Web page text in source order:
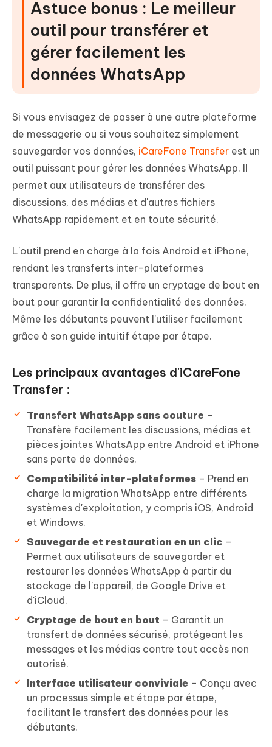
Astuce bonus : Le meilleur
outil pour transférer et
gérer facilement les
données WhatsApp
Si vous envisagez de passer à une autre plateforme
de messagerie ou si vous souhaitez simplement
sauvegarder vos données, iCareFone Transfer est un
outil puissant pour gérer les données WhatsApp. Il
permet aux utilisateurs de transférer des
discussions, des médias et d'autres fichiers
WhatsApp rapidement et en toute sécurité.
L'outil prend en charge à la fois Android et iPhone,
rendant les transferts inter-plateformes
transparents. De plus, il offre un cryptage de bout en
bout pour garantir la confidentialité des données.
Même les débutants peuvent l'utiliser facilement
grâce à son guide intuitif étape par étape.
Les principaux avantages d'iCareFone
Transfer :
Transfert WhatsApp sans couture –
Transfère facilement les discussions, médias et
pièces jointes WhatsApp entre Android et iPhone
sans perte de données.
Compatibilité inter-plateformes – Prend en
charge la migration WhatsApp entre différents
systèmes d'exploitation, y compris iOS, Android
et Windows.
Sauvegarde et restauration en un clic –
Permet aux utilisateurs de sauvegarder et
restaurer les données WhatsApp à partir du
stockage de l'appareil, de Google Drive et
d'iCloud.
Cryptage de bout en bout – Garantit un
transfert de données sécurisé, protégeant les
messages et les médias contre tout accès non
autorisé.
Interface utilisateur conviviale – Conçu avec
un processus simple et étape par étape,
facilitant le transfert des données pour les
débutants.